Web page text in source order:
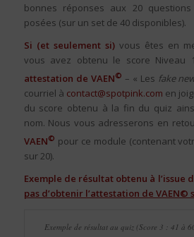
bonnes réponses aux 20
posées (sur un set de 40 disponibles).
Si (et seulement si)vous êtes en
vous avez obtenu le score Niveau
attestation de VAEN© – « Les fake
courriel à contact@spotpink.com en
du score obtenu à la fin du quiz
nom. Nous vous adresserons en
VAEN© pour ce module (contenant
sur 20).
Exemple de résultat obtenu à l’issue
pas d’obtenir l’attestation de VAEN©
Exemple de résultat au quiz (Score 3 : 41 à